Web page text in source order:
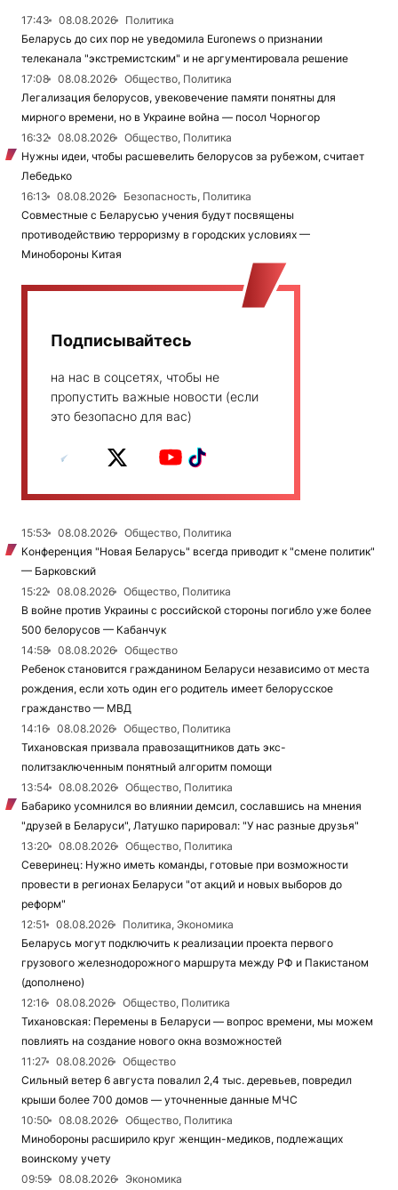
17:43 08.08.2026
Политика
Беларусь до сих пор не уведомила Euronews о признании
телеканала "экстремистским" и не аргументировала решение
17:08
08.08.2026
Общество, Политика
Легализация белорусов, увековечение памяти понятны для
мирного времени, но в Украине война — посол Чорногор
16:32
08.08.2026
Общество, Политика
Нужны идеи, чтобы расшевелить белорусов за рубежом, считает
Лебедько
16:13
08.08.2026
Безопасность, Политика
Совместные с Беларусью учения будут посвящены
противодействию терроризму в городских условиях —
Минобороны Китая
Подписывайтесь
на нас в соцсетях, чтобы не
пропустить важные новости (если
это безопасно для вас)
15:53 08.08.2026
Общество, Политика
Конференция "Новая Беларусь" всегда приводит к "смене политик"
— Барковский
15:22
08.08.2026
Общество, Политика
В войне против Украины с российской стороны погибло уже более
500 белорусов — Кабанчук
14:58
08.08.2026
Общество
Ребенок становится гражданином Беларуси независимо от места
рождения, если хоть один его родитель имеет белорусское
гражданство — МВД
14:16
08.08.2026
Общество, Политика
Тихановская призвала правозащитников дать экс-
политзаключенным понятный алгоритм помощи
13:54
08.08.2026
Общество, Политика
Бабарико усомнился во влиянии демсил, сославшись на мнения
"друзей в Беларуси", Латушко парировал: "У нас разные друзья"
13:20
08.08.2026
Общество, Политика
Северинец: Нужно иметь команды, готовые при возможности
провести в регионах Беларуси "от акций и новых выборов до
реформ"
12:51
08.08.2026
Политика, Экономика
Беларусь могут подключить к реализации проекта первого
грузового железнодорожного маршрута между РФ и Пакистаном
(дополнено)
12:16
08.08.2026
Общество, Политика
Тихановская: Перемены в Беларуси — вопрос времени, мы можем
повлиять на создание нового окна возможностей
11:27
08.08.2026
Общество
Сильный ветер 6 августа повалил 2,4 тыс. деревьев, повредил
крыши более 700 домов — уточненные данные МЧС
10:50
08.08.2026
Общество, Политика
Минобороны расширило круг женщин-медиков, подлежащих
воинскому учету
09:59
08.08.2026
Экономика